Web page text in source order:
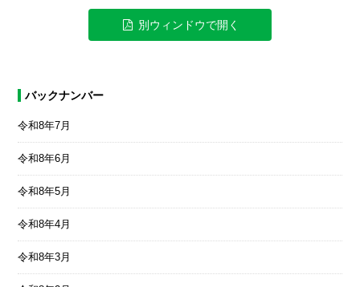
別ウィンドウで開く
バックナンバー
令和8年7月
令和8年6月
令和8年5月
令和8年4月
令和8年3月